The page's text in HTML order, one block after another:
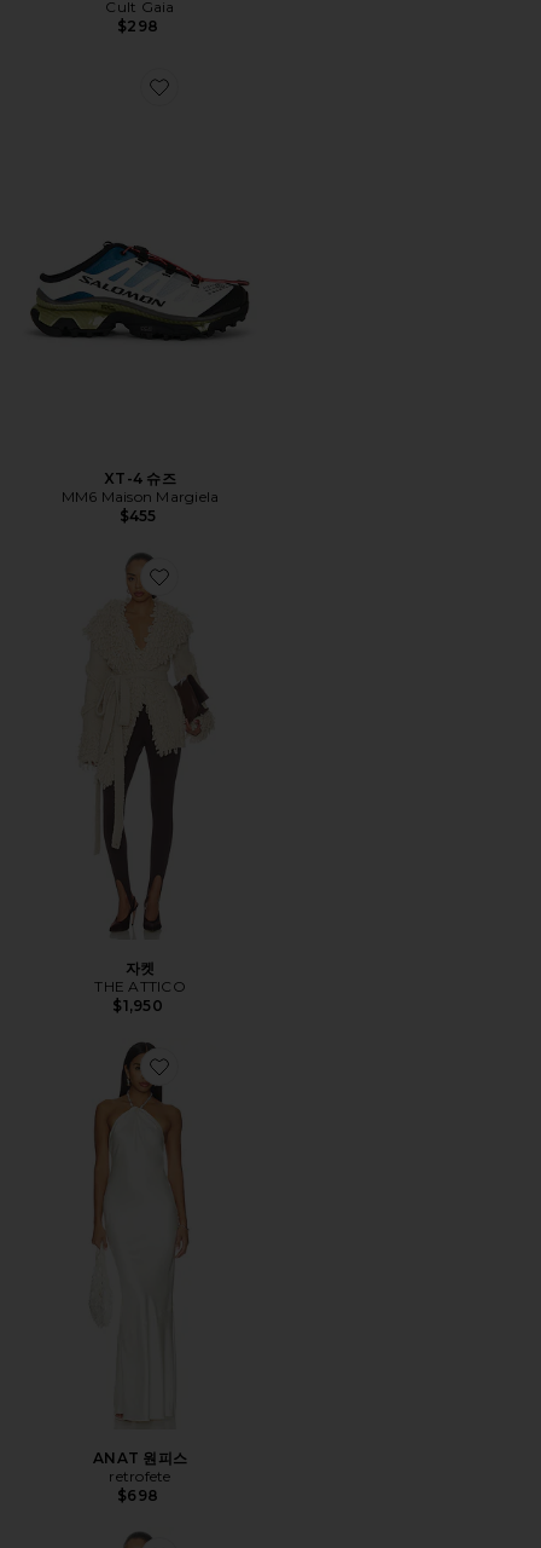
Cult Gaia
$298
Favorite XT-4 슈즈
XT-4 슈즈
MM6 Maison Margiela
$455
Favorite 자켓
자켓
THE ATTICO
$1,950
ANAT 원피스
retrofete
$698